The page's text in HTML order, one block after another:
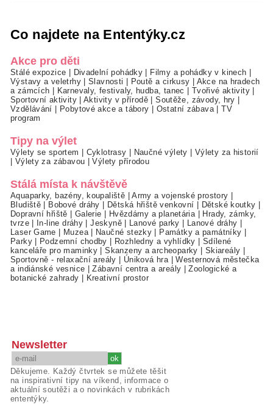
Co najdete na Ententýky.cz
Akce pro děti
Stálé expozice | Divadelní pohádky | Filmy a pohádky v kinech |
Výstavy a veletrhy|Slavnosti | Poutě a cirkusy | Akce na hradech
a zámcích | Karnevaly, festivaly, hudba, tanec | Tvořivé aktivity |
Sportovní aktivity|Aktivity v přírodě |Soutěže, závody, hry |
Vzdělávání | Pobytové akce a tábory | Ostatní zábava |TV
program
Tipy na výlet
Výlety se sportem | Cyklotrasy | Naučné výlety | Výlety za historií
| Výlety za zábavou |Výlety přírodou
Stálá místa k návštěvě
Aquaparky, bazény, koupaliště |Army a vojenské prostory |
Bludiště | Bobové dráhy | Dětská hřiště venkovní | Dětské koutky |
Dopravní hřiště | Galerie | Hvězdárny a planetária | Hrady, zámky,
tvrze| In-line dráhy |Jeskyně| Lanové parky | Lanové dráhy |
Laser Game | Muzea| Naučné stezky | Památky a památníky |
Parky| Podzemní chodby | Rozhledny a vyhlídky | Sdílené
kanceláře pro maminky |Skanzeny a archeoparky | Skiareály |
Sportovně - relaxační areály | Úniková hra |Westernová městečka
a indiánské vesnice |Zábavní centra a areály |Zoologické a
botanické zahrady | Kreativní prostor
Newsletter
Děkujeme. Každý čtvrtek se můžete těšit
na inspirativní tipy na víkend, informace o
aktuální soutěži a o novinkách v rubrikách
ententýky.